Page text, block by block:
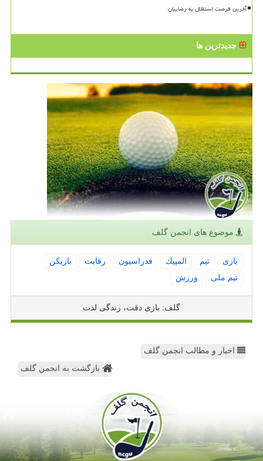
آخرین فرصت استقلال به رضاییان
جدیدترین ها
موضوع های انجمن گلف
بازی تیم المپیك فدراسیون رقابت
بازیكن
تیم ملی
ورزش
گلف: بازی دقت، زندگی لذت
اخبار و مطالب انجمن گلف
بازگشت به انجمن گلف